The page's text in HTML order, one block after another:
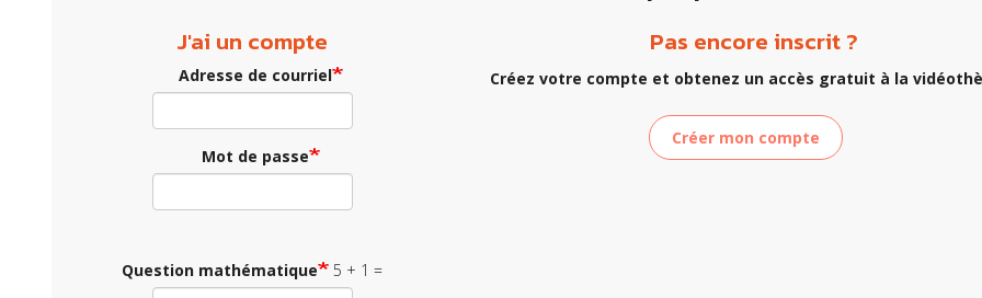
J'ai un compte
Adresse de courriel
Mot de passe
Question mathématique 5 + 1 =
Pas encore inscrit ?
Créez votre compte et obtenez un accès gratuit à la
Créer mon compte